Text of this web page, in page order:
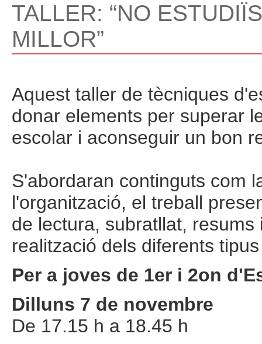
TALLER: “NO
MILLOR”
Aquest taller de tècniques
donar elements per superar
escolar i aconseguir un bon
S'abordaran continguts com
l'organització, el treball
de lectura, subratllat, resums
realització dels diferents
Per a joves de 1er i 2on
Dilluns 7 de novembre
De 17.15 h a 18.45 h